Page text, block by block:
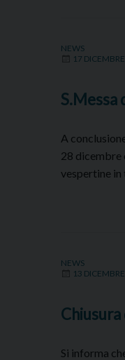
NEWS
17
S.Messa
A
28 dicembre
vespertine in
NEWS
13
Si informa